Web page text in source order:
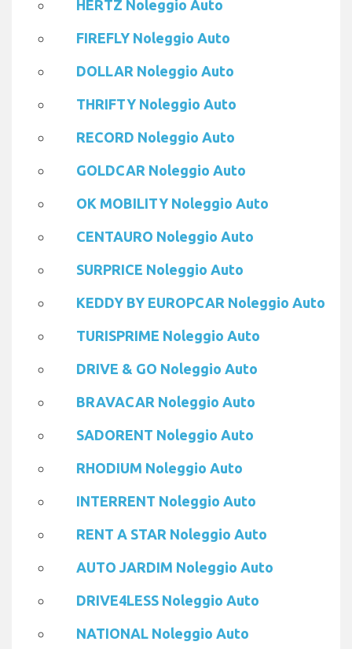
HERTZ Noleggio Auto
FIREFLY Noleggio Auto
DOLLAR Noleggio Auto
THRIFTY Noleggio Auto
RECORD Noleggio Auto
GOLDCAR Noleggio Auto
OK MOBILITY Noleggio Auto
CENTAURO Noleggio Auto
SURPRICE Noleggio Auto
KEDDY BY EUROPCAR Noleggio Auto
TURISPRIME Noleggio Auto
DRIVE & GO Noleggio Auto
BRAVACAR Noleggio Auto
SADORENT Noleggio Auto
RHODIUM Noleggio Auto
INTERRENT Noleggio Auto
RENT A STAR Noleggio Auto
AUTO JARDIM Noleggio Auto
DRIVE4LESS Noleggio Auto
NATIONAL Noleggio Auto